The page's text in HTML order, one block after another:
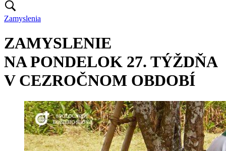
Zamyslenia
ZAMYSLENIE
NA PONDELOK 27. TÝŽDŇA
V CEZROČNOM OBDOBÍ